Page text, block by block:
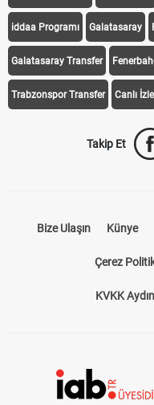
iddaa Programı Galatasaray
Galatasaray Transfer
Trabzonspor Transfer Canlı İzle
Takip Et
Bize Ulaşın Künye
Çerez
KVKK